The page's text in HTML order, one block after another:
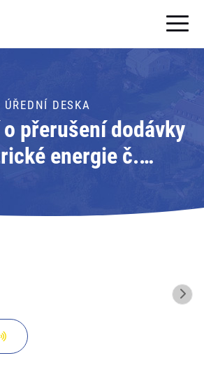
OBECNÍ ÚŘAD
PRO OBČANY
Formuláře ke stažení
PRO TURISTY
ÚŘEDNÍ DESKA
přerušení dodávky
energie č.
a.s.